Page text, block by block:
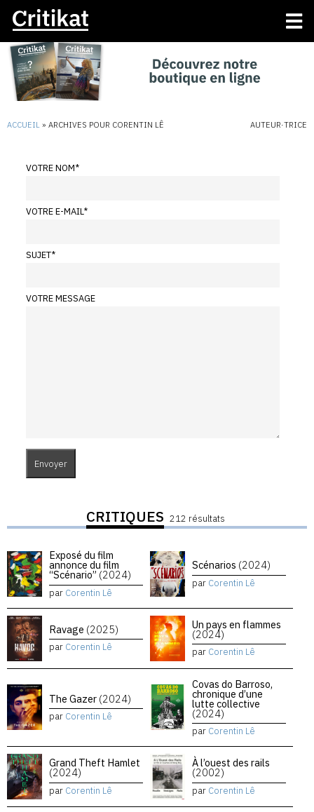
ACCUEIL » ARCHIVES POUR CORENTIN LÊ AUTEUR·TRICE
VOTRE NOM*
VOTRE E-MAIL*
SUJET*
VOTRE MESSAGE
CRITIQUES 212 résultats
Exposé du film
annonce du film
“Scénario” (2024)
par Corentin Lê
Scénarios (2024)
par Corentin Lê
Ravage (2025)
par Corentin Lê
Un pays en flammes
(2024)
par Corentin Lê
The Gazer (2024)
par Corentin Lê
Covas do Barroso,
chronique d’une
lutte collective
(2024)
par Corentin Lê
Grand Theft Hamlet
(2024)
par Corentin Lê
À l’ouest des rails
(2002)
par Corentin Lê